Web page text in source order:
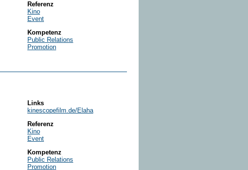
Referenz
Kino
Event
Kompetenz
Public Relations
Promotion
Links
kinescopefilm.de/Elaha
Referenz
Kino
Event
Kompetenz
Public Relations
Promotion